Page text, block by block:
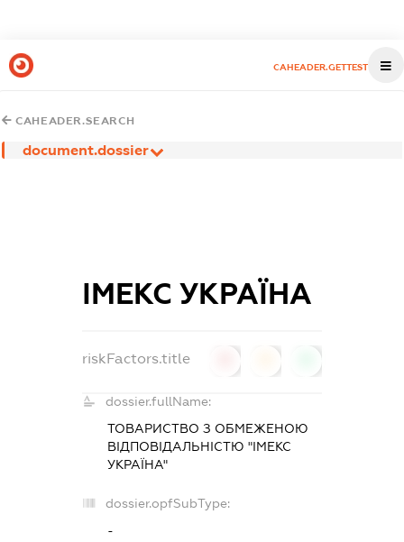
CAHEADER.GETTEST
CAHEADER.SEARCH
document.dossier
ІМЕКС УКРАЇНА
riskFactors.title
dossier.fullName:
ТОВАРИСТВО З ОБМЕЖЕНОЮ
ВІДПОВІДАЛЬНІСТЮ "ІМЕКС
УКРАЇНА"
dossier.opfSubType:
-